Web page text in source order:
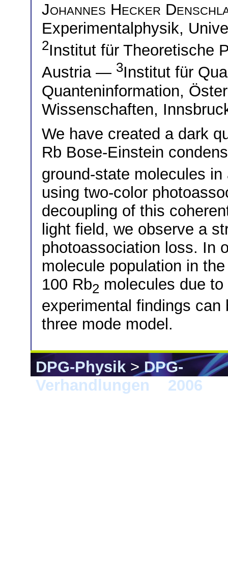
Johannes Hecker
Experimentalphysik,
2Institut für Theoretische
Austria — 3Institut für
Quanteninformation,
Wissenschaften,
We have created a dark
Rb Bose-Einstein
ground-state molecules
using two-color
decoupling of this
light field, we observe a
photoassociation loss. In
molecule population in
100 Rb2 molecules due
experimental findings
three mode model.
DPG-Physik>DPG-
Verhandlungen
2006